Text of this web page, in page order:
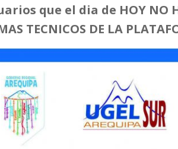
que el dia de HOY NO
TECNICOS DE LA